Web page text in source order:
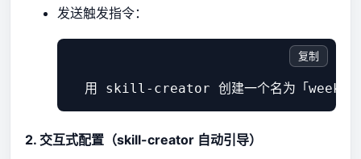
发送触发指令：
复制
2. 交互式配置（skill-creator 自动引导）